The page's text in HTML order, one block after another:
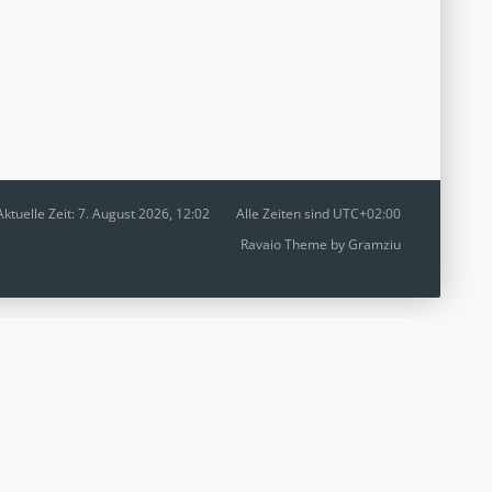
Alle Zeiten sind UTC+02:00
Zeit: 7. August 2026, 12:02
Ravaio Theme byGramziu